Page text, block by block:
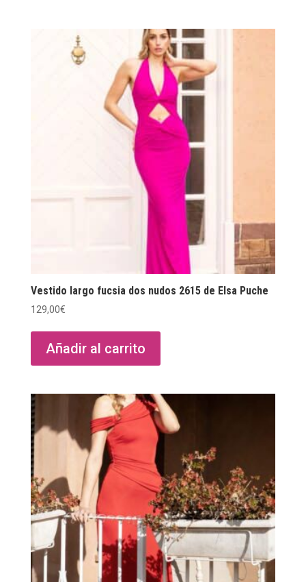
Vestido largo fucsia dos nudos 2615 de Elsa Puche
129,00€
Añadir al carrito